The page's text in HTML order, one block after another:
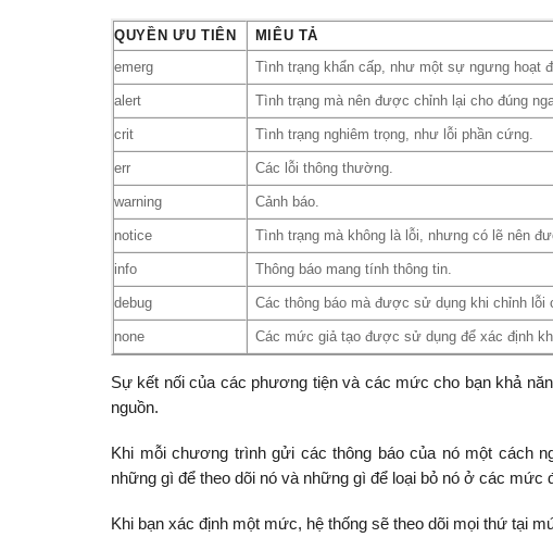
QUYỀN ƯU TIÊN
MIÊU TẢ
emerg
Tình trạng khẩn cấp, như một sự ngưng hoạt
alert Tình trạng mà nên được chỉnh lại cho đúng
crit Tình trạng nghiêm trọng, như lỗi phần cứng.
err Các lỗi thông thường.
warning Cảnh báo.
notice Tình trạng mà không là lỗi, nhưng có lẽ nên
info Thông báo mang tính thông tin.
debug Các thông báo mà được sử dụng khi chỉnh lỗi
none Các mức giả tạo được sử dụng để xác định
Sự kết nối của các phương tiện và các mức cho bạn khả
nguồn.
Khi mỗi chương trình gửi các thông báo của nó một cách
những gì để theo dõi nó và những gì để loại bỏ nó ở các mức
Khi bạn xác định một mức, hệ thống sẽ theo dõi mọi thứ tại